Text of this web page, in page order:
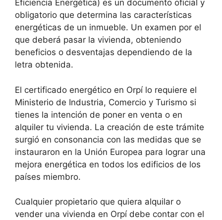
Eficiencia Energética) es un documento oficial y
obligatorio que determina las características
energéticas de un inmueble. Un examen por el
que deberá pasar la vivienda, obteniendo
beneficios o desventajas dependiendo de la
letra obtenida.
El certificado energético en Orpí lo requiere el
Ministerio de Industria, Comercio y Turismo si
tienes la intención de poner en venta o en
alquiler tu vivienda. La creación de este trámite
surgió en consonancia con las medidas que se
instauraron en la Unión Europea para lograr una
mejora energética en todos los edificios de los
países miembro.
Cualquier propietario que quiera alquilar o
vender una vivienda en Orpí debe contar con el